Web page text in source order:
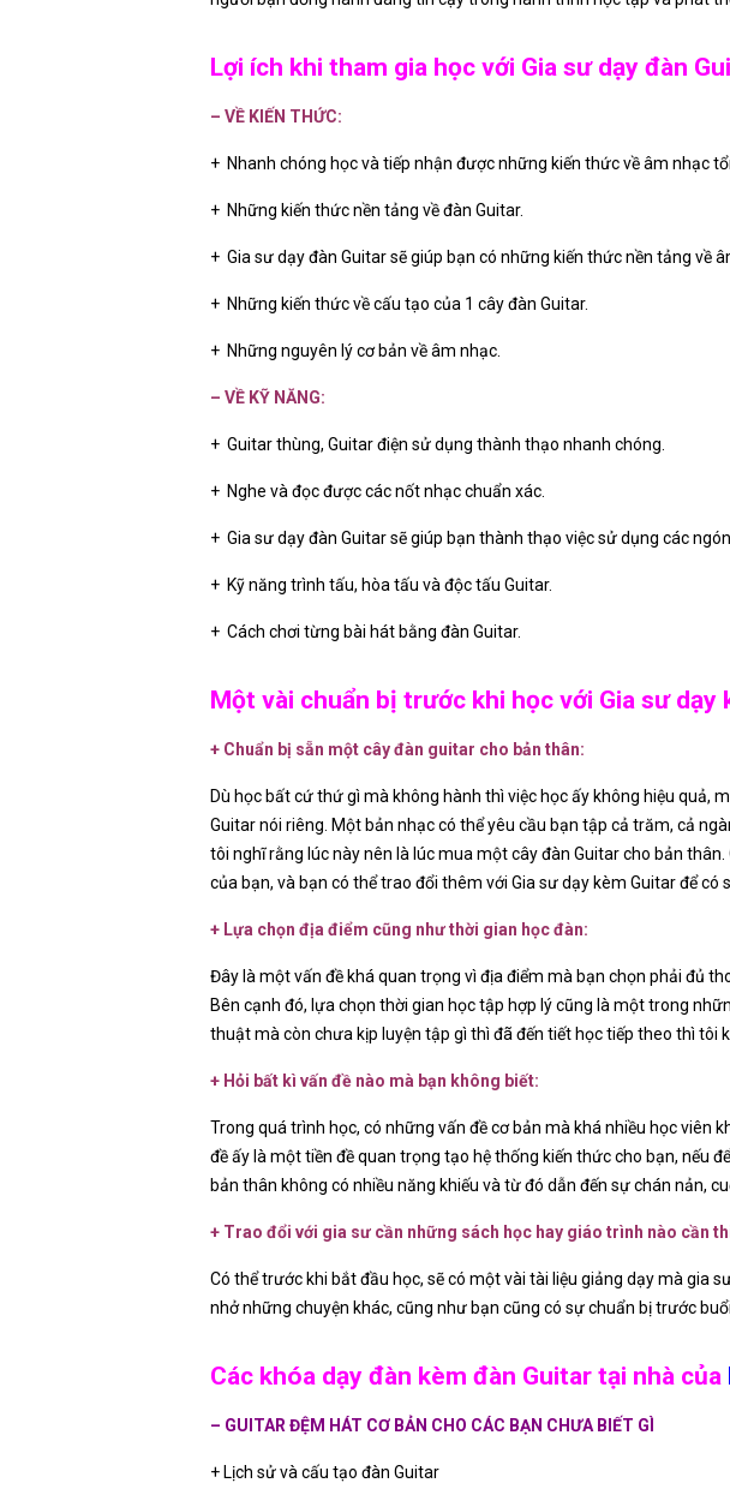
Lợi ích khi tham gia học với Gia sư dạy đàn
– VỀ KIẾN THỨC:
+ Nhanh chóng học và tiếp nhận được những kiến thức về âm nhạc
+ Những kiến thức nền tảng về đàn Guitar.
+ Gia sư dạy đàn Guitar sẽ giúp bạn có những kiến thức nền tảng về
+ Những kiến thức về cấu tạo của 1 cây đàn Guitar.
+ Những nguyên lý cơ bản về âm nhạc.
– VỀ KỸ NĂNG:
+ Guitar thùng, Guitar điện sử dụng thành thạo nhanh chóng.
+ Nghe và đọc được các nốt nhạc chuẩn xác.
+ Gia sư dạy đàn Guitar sẽ giúp bạn thành thạo việc sử dụng các
+ Kỹ năng trình tấu, hòa tấu và độc tấu Guitar.
+ Cách chơi từng bài hát bằng đàn Guitar.
Một vài chuẩn bị trước khi học với Gia sư dạy
+ Chuẩn bị sẵn một cây đàn guitar cho bản thân:
Dù học bất cứ thứ gì mà không hành thì việc học ấy không hiệu quả,
Guitar nói riêng. Một bản nhạc có thể yêu cầu bạn tập cả trăm, cả
tôi nghĩ rằng lúc này nên là lúc mua một cây đàn Guitar cho bản
của bạn, và bạn có thể trao đổi thêm với Gia sư dạy kèm Guitar để có
+ Lựa chọn địa điểm cũng như thời gian học đàn:
Đây là một vấn đề khá quan trọng vì địa điểm mà bạn chọn phải đủ
Bên cạnh đó, lựa chọn thời gian học tập hợp lý cũng là một trong
thuật mà còn chưa kịp luyện tập gì thì đã đến tiết học tiếp theo thì tôi
+ Hỏi bất kì vấn đề nào mà bạn không biết:
Trong quá trình học, có những vấn đề cơ bản mà khá nhiều học viên
đề ấy là một tiền đề quan trọng tạo hệ thống kiến thức cho bạn, nếu
bản thân không có nhiều năng khiếu và từ đó dẫn đến sự chán nản,
+ Trao đổi với gia sư cần những sách học hay giáo trình nào cần
Có thể trước khi bắt đầu học, sẽ có một vài tài liệu giảng dạy mà gia
nhở những chuyện khác, cũng như bạn cũng có sự chuẩn bị trước
Các khóa dạy đàn kèm đàn Guitar tại nhà của
– GUITAR ĐỆM HÁT CƠ BẢN CHO CÁC BẠN CHƯA BIẾT GÌ
+ Lịch sử và cấu tạo đàn Guitar